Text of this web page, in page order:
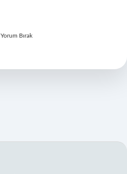
Yorum Bırak